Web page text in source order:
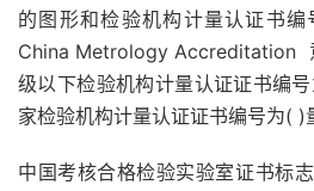
的图形和检验机构计量认证书编
China Metrology Accreditation
级以下检验机构计量认证证书编
家检验机构计量认证证书编号为( )
中国考核合格检验实验室证书标